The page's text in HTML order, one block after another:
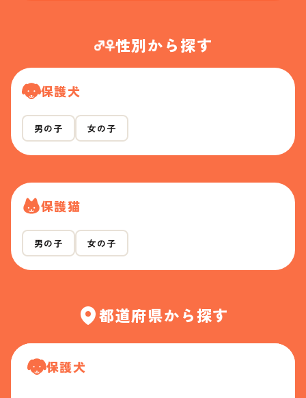
性別から探す
保護犬
男の子 女の子
保護猫
男の子 女の子
都道府県から探す
保護犬